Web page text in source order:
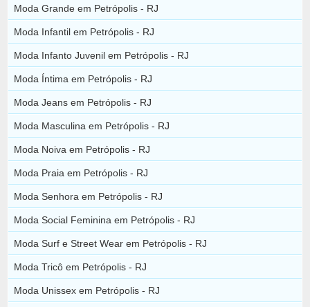
Moda Grande em Petrópolis - RJ
Moda Infantil em Petrópolis - RJ
Moda Infanto Juvenil em Petrópolis - RJ
Moda Íntima em Petrópolis - RJ
Moda Jeans em Petrópolis - RJ
Moda Masculina em Petrópolis - RJ
Moda Noiva em Petrópolis - RJ
Moda Praia em Petrópolis - RJ
Moda Senhora em Petrópolis - RJ
Moda Social Feminina em Petrópolis - RJ
Moda Surf e Street Wear em Petrópolis - RJ
Moda Tricô em Petrópolis - RJ
Moda Unissex em Petrópolis - RJ